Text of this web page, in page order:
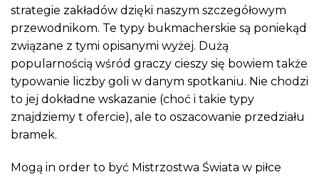
strategie zakładów dzięki naszym szczegółowym
przewodnikom. Te typy bukmacherskie są poniekąd
związane z tymi opisanymi wyżej. Dużą
popularnością wśród graczy cieszy się bowiem także
typowanie liczby goli w danym spotkaniu. Nie chodzi
to jej dokładne wskazanie (choć i takie typy
znajdziemy t ofercie), ale to oszacowanie przedziału
bramek.
Mogą in order to być Mistrzostwa Świata w piłce